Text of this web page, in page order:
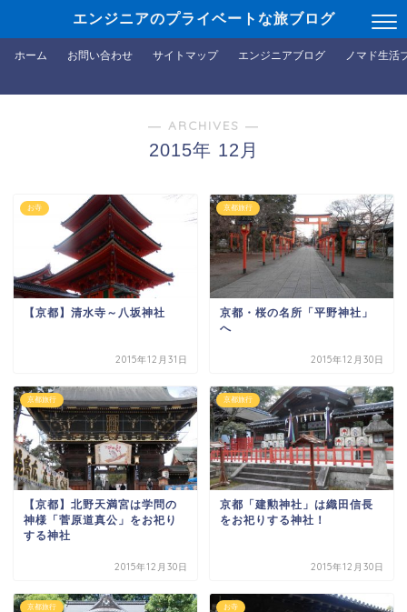
エンジニアのプライベートな旅ブログ
ホーム お問い合わせ サイトマップ エンジニアブログ ノマド生活
― ARCHIVES ―
2015年 12月
お寺
【京都】清水寺～八坂神社
2015年12月31日
京都旅行
京都・桜の名所「平野神社」
へ
2015年12月30日
京都旅行
【京都】北野天満宮は学問の
神様「菅原道真公」をお祀り
する神社
2015年12月30日
京都旅行
京都「建勲神社」は織田信長
をお祀りする神社！
2015年12月30日
京都旅行 お寺